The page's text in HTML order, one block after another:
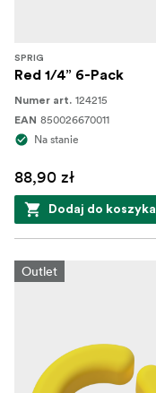
SPRIG
Red 1/4” 6-Pack
Numer art. 124215
EAN 850026670011
Na stanie
88,90 zł
Dodaj do koszyka
Outlet